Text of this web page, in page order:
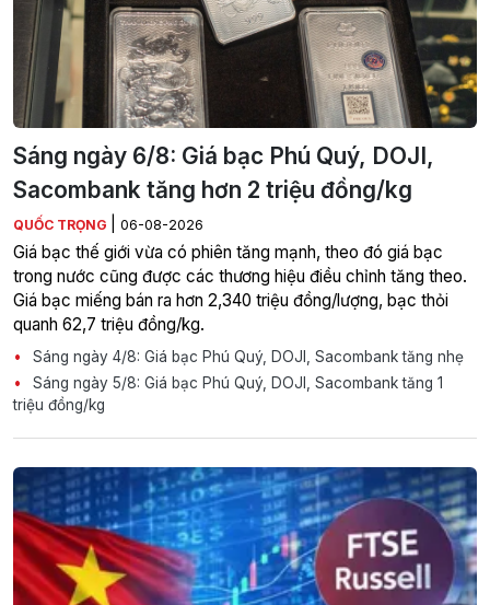
Sáng ngày 6/8: Giá bạc Phú Quý, DOJI,
Sacombank tăng hơn 2 triệu đồng/kg
QUỐC TRỌNG 06-08-2026
Giá bạc thế giới vừa có phiên tăng mạnh, theo đó giá bạc
trong nước cũng được các thương hiệu điều chỉnh tăng theo.
Giá bạc miếng bán ra hơn 2,340 triệu đồng/lượng, bạc thỏi
quanh 62,7 triệu đồng/kg.
Sáng ngày 4/8: Giá bạc Phú Quý, DOJI, Sacombank tăng nhẹ
Sáng ngày 5/8: Giá bạc Phú Quý, DOJI, Sacombank tăng 1
triệu đồng/kg